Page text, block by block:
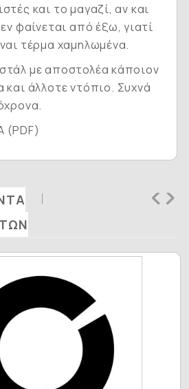
και το μαγαζί, αν και
φαίνεται από έξω, γιατί
τέρμα χαμηλωμένα.
με αποστολέα κάποιον
και άλλοτε ντόπιο. Συχνά
(PDF)